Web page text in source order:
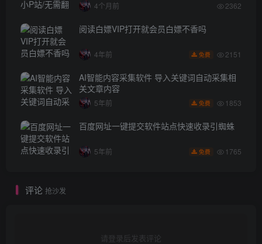
4个月前 2362
阅读白嫖VIP打开就会员白嫖不香吗
4年前 免费 2151
AI智能内容采集软件 导入关键词自动采集相
关文章内容
5年前 免费 1853
百度网址一键提交软件站点快速收录引蜘蛛
5年前 免费 1765
评论 抢沙发
请登录后发表评论